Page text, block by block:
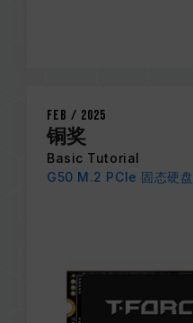
Feb / 2025
铜奖
Basic Tutorial
G50 M.2 PCIe 固态硬盘